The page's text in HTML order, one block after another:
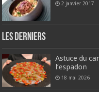
2 janvier 2017
Les derniers
Astuce du
l’espadon
18 mai 2026